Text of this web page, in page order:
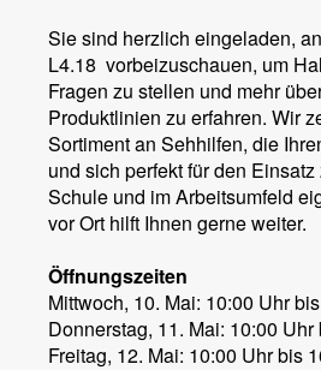
Sie sind herzlich eingeladen,
L4.18 vorbeizuschauen, um
Fragen zu stellen und mehr
Produktlinien zu erfahren. Wir
Sortiment an Sehhilfen, die
und sich perfekt für den
Schule und im Arbeitsumfeld
vor Ort hilft Ihnen gerne weiter.
Öffnungszeiten
Mittwoch, 10. Mai: 10:00 Uhr
Donnerstag, 11. Mai: 10:00
Freitag, 12. Mai: 10:00 Uhr bis